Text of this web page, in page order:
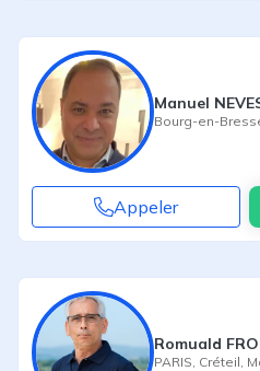
Manuel
Bourg-en-
Appeler
Romuald
PARIS Créteil